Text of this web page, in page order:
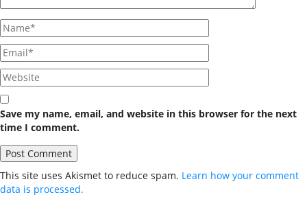
Save my name, email, and website in this browser for the next
time I comment.
This site uses Akismet to reduce spam. Learn how your comment
data is processed.